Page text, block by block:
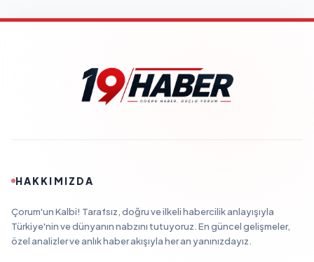
HAKKIMIZDA
Çorum'un Kalbi! Tarafsız, doğru ve ilkeli habercilik anlayışıyla
Türkiye'nin ve dünyanın nabzını tutuyoruz. En güncel gelişmeler,
özel analizler ve anlık haber akışıyla her an yanınızdayız.